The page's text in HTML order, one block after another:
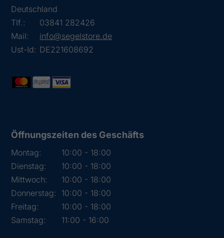
Deutschland
Tlf.:
03841 282426
Mail:
info@segelstore.de
Ust-Id: DE221608692
Öffnungszeiten des Geschäfts
Montag:
10:00 - 18:00
Dienstag:
10:00 - 18:00
Mittwoch:
10:00 - 18:00
Donnerstag:
10:00 - 18:00
Freitag:
10:00 - 18:00
Samstag:
11:00 - 16:00